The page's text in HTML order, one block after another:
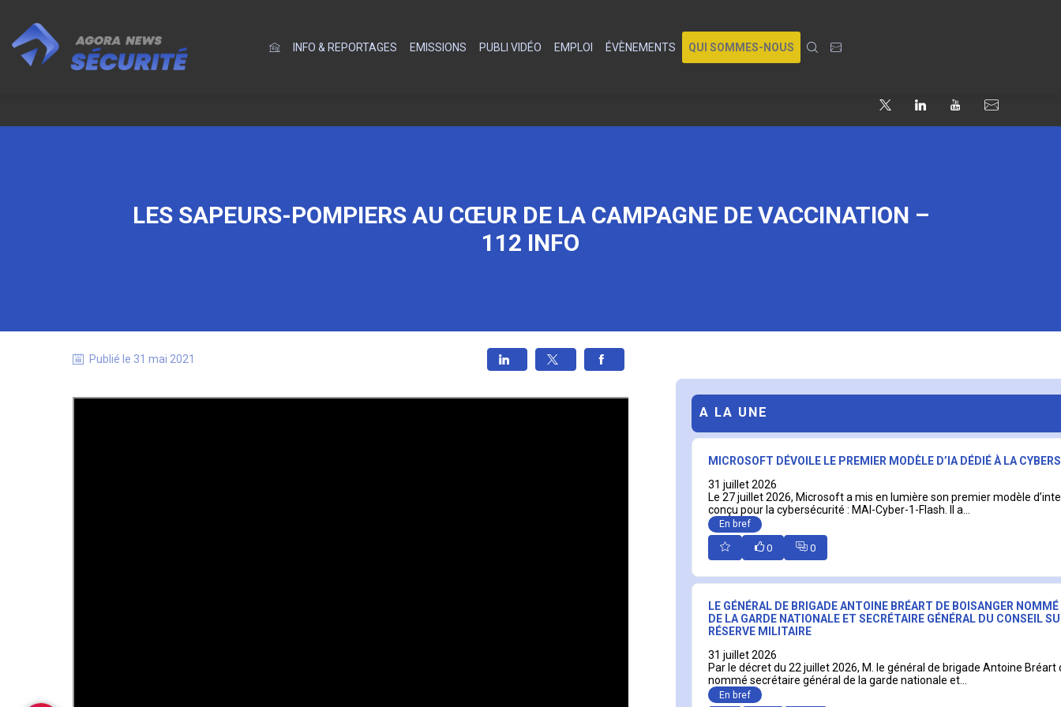
INFO & REPORTAGES EMISSIONS PUBLI VIDÉO EMPLOI ÉVÈNEMENTS QUI SOMMES-NOUS
LES SAPEURS-POMPIERS AU CŒUR DE LA CAMPAGNE DE VACCINATION –
112 INFO
Publié le 31 mai 2021
A LA UNE
MICROSOFT DÉVOILE LE PREMIER MODÈLE D’IA DÉDIÉ À LA
31 juillet 2026
Le 27 juillet 2026, Microsoft a mis en lumière son premier modèle
conçu pour la cybersécurité : MAI-Cyber-1-Flash. Il a...
En bref
0 0
LE GÉNÉRAL DE BRIGADE ANTOINE BRÉART DE BOISANGER
DE LA GARDE NATIONALE ET SECRÉTAIRE GÉNÉRAL DU CONSEIL
RÉSERVE MILITAIRE
31 juillet 2026
Par le décret du 22 juillet 2026, M. le général de brigade Antoine Bréart
nommé secrétaire général de la garde nationale et...
En bref